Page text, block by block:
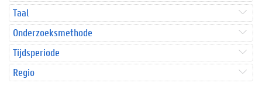
Taal
Onderzoeksmethode
Tijdsperiode
Regio